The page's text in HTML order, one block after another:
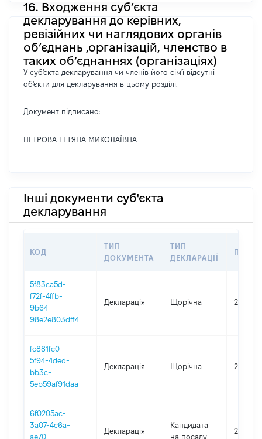
16. Входження суб’єкта
декларування до керівних,
ревізійних чи наглядових органів
об’єднань ,організацій, членство в
таких об’єднаннях (організаціях)
У суб'єкта декларування чи членів його сім'ї відсутні
об'єкти для декларування в цьому розділі.
Документ підписано:
ПЕТРОВА ТЕТЯНА МИКОЛАЇВНА
Інші документи суб'єкта
декларування
КОД
ТИП
ДОКУМЕНТА
ТИП
ДЕКЛАРАЦІЇ
5f83ca5d-
f72f-4ffb-
9b64-
98e2e803dff4
Декларація Щорічна 2025
fc881fc0-
5f94-4ded-
bb3c-
5eb59af91daa
Декларація Щорічна 2024
6f0205ac-
3a07-4c6a-
ae70-
Декларація
Кандидата
на посаду
2022